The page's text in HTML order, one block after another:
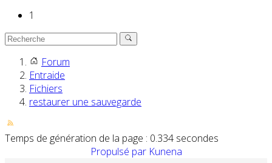
1
Forum
Entraide
Fichiers
restaurer une sauvegarde
Temps de génération de la page : 0.334 secondes
Propulsé par Kunena